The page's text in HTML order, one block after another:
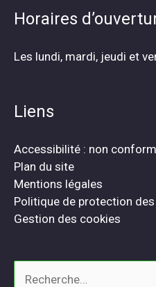
Horaires
Les lundi, mardi, jeudi et
Liens
Accessibilité : non
Plan du site
Mentions légales
Politique de protection
Gestion des cookies